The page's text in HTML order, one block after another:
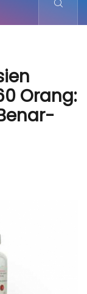
Orang: